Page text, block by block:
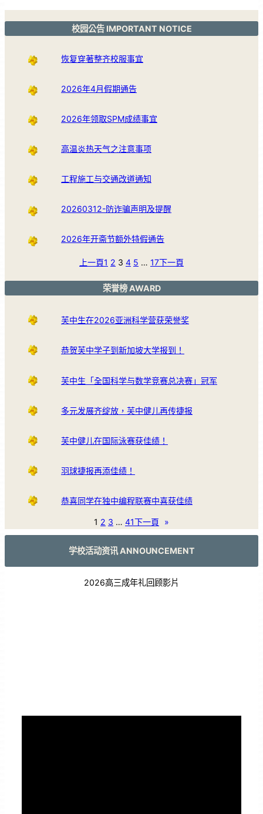
校园公告 IMPORTANT NOTICE
恢复穿著整齐校服事宜
2026年4月假期通告
2026年领取SPM成绩事宜
高温炎热天气之注意事项
工程施工与交通改道通知
20260312-防诈骗声明及提醒
2026年开斋节额外特假通告
上一頁1 2 3 4 5 … 17下一頁
荣誉榜 AWARD
芙中生在2026亚洲科学营获荣誉奖
恭贺芙中学子到新加坡大学报到！
芙中生「全国科学与数学竞赛总决赛」冠军
多元发展齐绽放，芙中健儿再传捷报
芙中健儿在国际泳赛获佳绩！
羽球捷报再添佳绩！
恭喜同学在独中编程联赛中喜获佳绩
1 2 3 … 41下一頁 »
学校活动资讯 ANNOUNCEMENT
2026高三成年礼回顾影片